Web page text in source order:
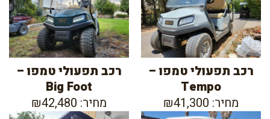
רכב תפעולי טמפו –
Tempo
מחיר: ₪41,300
רכב תפעולי טמפו –
Big Foot
מחיר: ₪42,480